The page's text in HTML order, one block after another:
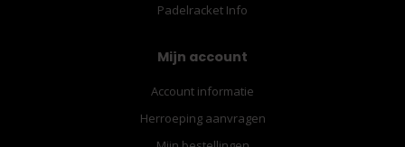
Padelracket Info
Mijn account
Account informatie
Herroeping aanvragen